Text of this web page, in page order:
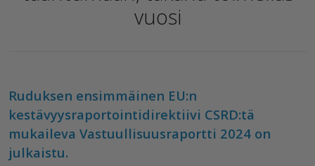
vuosi
Ruduksen ensimmäinen EU:n
kestävyysraportointidirektiivi CSRD:tä
mukaileva Vastuullisuusraportti 2024 on
julkaistu.